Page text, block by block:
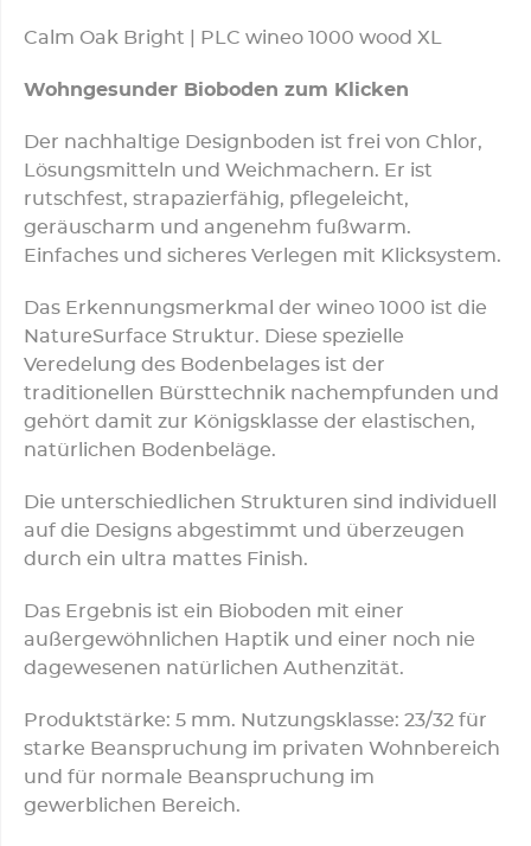
Calm Oak Bright | PLC wineo 1000 wood XL
Wohngesunder Bioboden zum Klicken
Der nachhaltige Designboden ist frei von Chlor,
Lösungsmitteln und Weichmachern. Er ist
rutschfest, strapazierfähig, pflegeleicht,
geräuscharm und angenehm fußwarm.
Einfaches und sicheres Verlegen mit Klicksystem.
Das Erkennungsmerkmal der wineo 1000 ist die
NatureSurface Struktur. Diese spezielle
Veredelung des Bodenbelages ist der
traditionellen Bürsttechnik nachempfunden und
gehört damit zur Königsklasse der elastischen,
natürlichen Bodenbeläge.
Die unterschiedlichen Strukturen sind individuell
auf die Designs abgestimmt und überzeugen
durch ein ultra mattes Finish.
Das Ergebnis ist ein Bioboden mit einer
außergewöhnlichen Haptik und einer noch nie
dagewesenen natürlichen Authenzität.
Produktstärke: 5 mm. Nutzungsklasse: 23/32 für
starke Beanspruchung im privaten Wohnbereich
und für normale Beanspruchung im
gewerblichen Bereich.